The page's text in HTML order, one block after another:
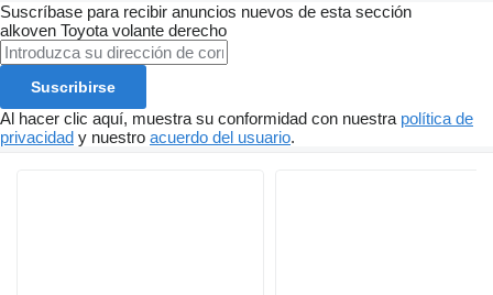
Suscríbase para recibir anuncios nuevos de esta sección
alkoven Toyota volante derecho
Suscribirse
Al hacer clic aquí, muestra su conformidad con nuestra política de
privacidad y nuestro acuerdo del usuario.